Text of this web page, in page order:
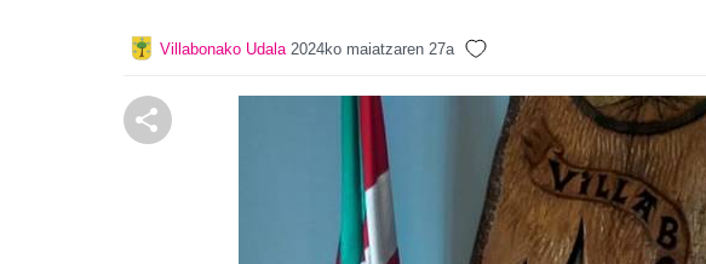
Villabonako Udala 2024ko maiatzaren 27a